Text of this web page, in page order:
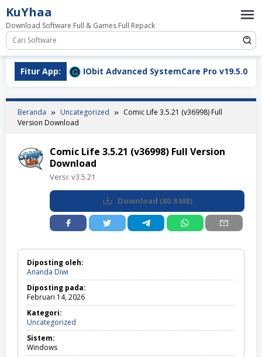
Loncat
ke
konten
KuYhaa
Download Software Full & Games Full Repack
Fitur App:IObit Advanced SystemCare Pro v19.5.0.227 Full
Beranda Uncategorized
Comic Life 3.5.21 (v36998) Full
Version Download
Comic Life 3.5.21 (v36998) Full Version
Download
Versi: v3.5.21
Download (80.8 MB)
Diposting oleh:
Ananda Diwi
Diposting pada:
Februari 14, 2026
Kategori:
Uncategorized
Sistem:
Windows